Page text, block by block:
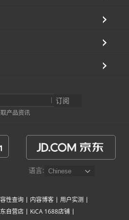
订阅
产品资讯
语言:
性查询 内容博客
用户实测
自营店
KiCA 1688店铺